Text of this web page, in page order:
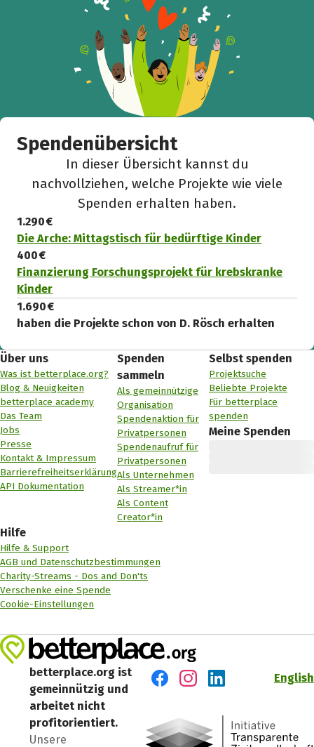
Spendenübersicht
In dieser Übersicht kannst du
nachvollziehen, welche Projekte wie viele
Spenden erhalten haben.
1.290 €
Die Arche: Mittagstisch für bedürftige Kinder
400 €
Finanzierung Forschungsprojekt für krebskranke
Kinder
1.690 €
haben die Projekte schon von D. Rösch erhalten
Über uns
Was ist betterplace.org?
Blog & Neuigkeiten
betterplace academy
Das Team
Jobs
Presse
Kontakt & Impressum
Barrierefreiheitserklärung
API Dokumentation
Spenden
sammeln
Als gemeinnützige
Organisation
Spendenaktion für
Privatpersonen
Spendenaufruf für
Privatpersonen
Als Unternehmen
Als Streamer*in
Als Content
Creator*in
Selbst spenden
Projektsuche
Beliebte Projekte
Für betterplace
spenden
Meine Spenden
Hilfe
Hilfe & Support
AGB und Datenschutzbestimmungen
Charity-Streams - Dos and Don'ts
Verschenke eine Spende
Cookie-Einstellungen
betterplace.org ist
gemeinnützig und
arbeitet nicht
profitorientiert.
Unsere
English